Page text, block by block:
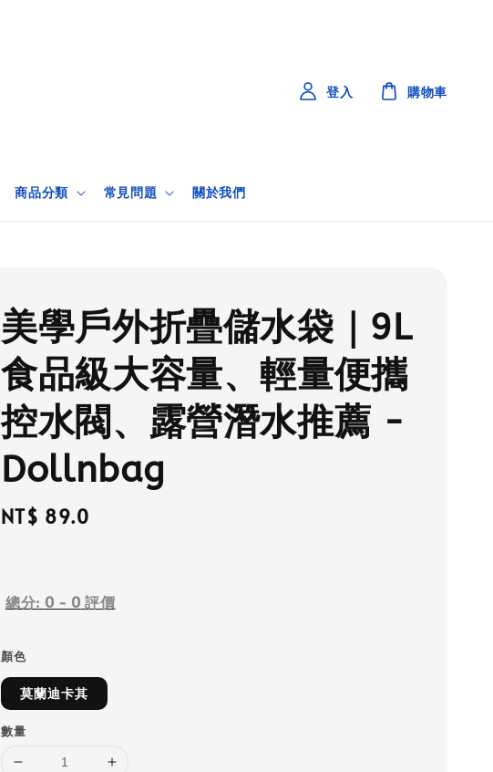
商品分類 常見問題 關於我們
登入 購物車
美學戶外折疊儲水袋｜9L
食品級大容量、輕量便攜
控水閥、露營潛水推薦 -
Dollnbag
Regular
NT$ 89.0
總分: 0 - 0 評價
顏色
莫蘭迪卡其
數量